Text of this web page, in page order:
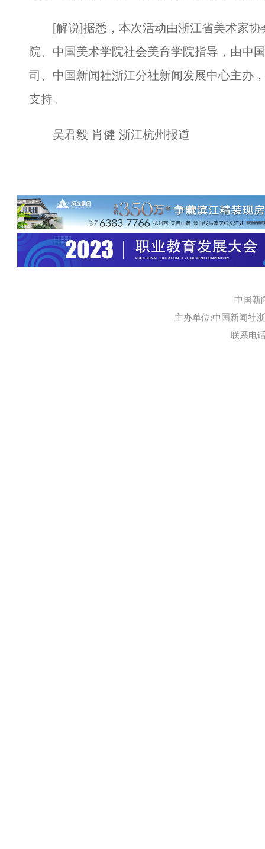
[解说]据悉，本次活动由浙江省美术家协
院、中国美术学院社会美育学院指导，由中
司、中国新闻社浙江分社新闻发展中心主办
支持。
吴君毅 肖健 浙江杭州报道
中国新
主办单位:中国新闻社
联系电